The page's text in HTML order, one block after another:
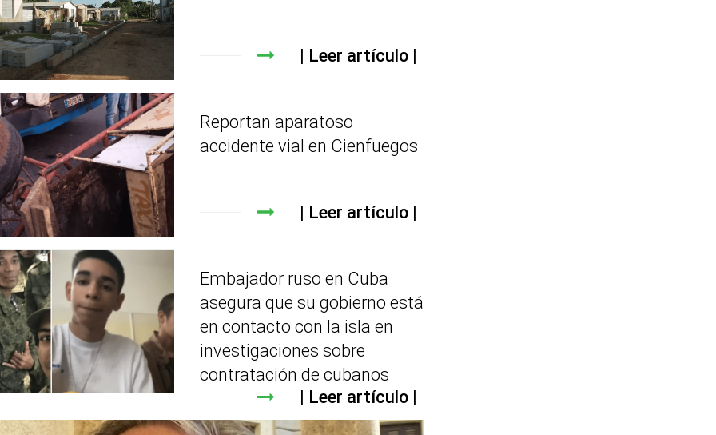
Leer artículo
Reportan aparatoso
accidente vial en Cienfuegos
Leer artículo
Embajador ruso en Cuba
asegura que su gobierno está
en contacto con la isla en
investigaciones sobre
contratación de cubanos
Leer artículo